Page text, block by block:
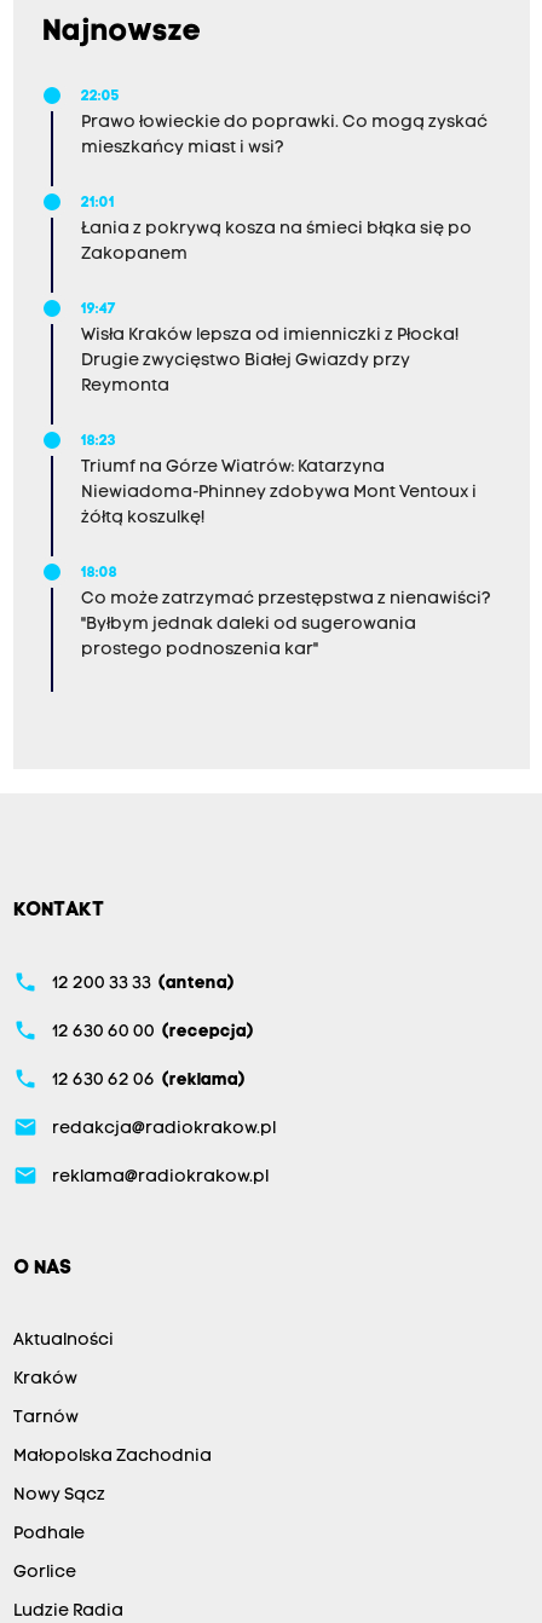
Najnowsze
22:05
Prawo łowieckie do poprawki. Co mogą zyskać
mieszkańcy miast i wsi?
21:01
Łania z pokrywą kosza na śmieci błąka się po
Zakopanem
19:47
Wisła Kraków lepsza od imienniczki z Płocka!
Drugie zwycięstwo Białej Gwiazdy przy
Reymonta
18:23
Triumf na Górze Wiatrów: Katarzyna
Niewiadoma-Phinney zdobywa Mont Ventoux i
żółtą koszulkę!
18:08
Co może zatrzymać przestępstwa z nienawiści?
"Byłbym jednak daleki od sugerowania
prostego podnoszenia kar"
KONTAKT
phone 12 200 33 33 (antena)
phone 12 630 60 00 (recepcja)
phone 12 630 62 06 (reklama)
email redakcja@radiokrakow.pl
email reklama@radiokrakow.pl
O NAS
Aktualności
Kraków
Tarnów
Małopolska Zachodnia
Nowy Sącz
Podhale
Gorlice
Ludzie Radia